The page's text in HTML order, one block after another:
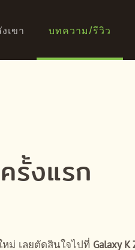
เขา บทความ/รีวิว
รั้งแรก
ม่ เลยตัดสินใจไปที่ Galaxy K